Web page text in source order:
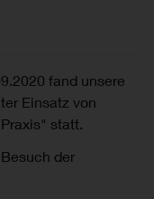
fand unsere
Einsatz von
statt.
der